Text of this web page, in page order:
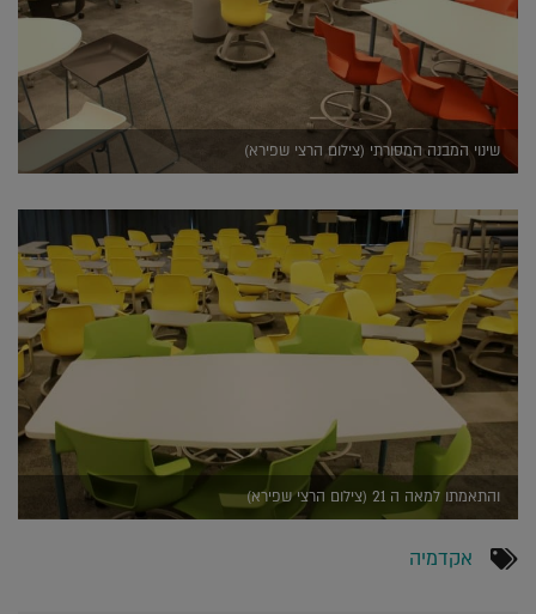
שינוי המבנה המסורתי (צילום הרצי שפירא)
והתאמתו למאה ה 21 (צילום הרצי שפירא)
אקדמיה